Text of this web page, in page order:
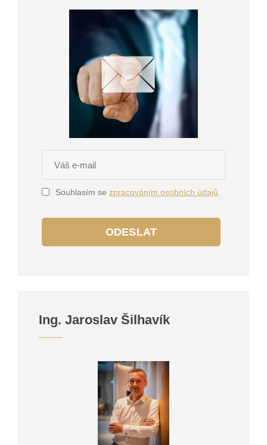
Souhlasím se zpracováním osobních údajů
ODESLAT
Ing. Jaroslav Šilhavík